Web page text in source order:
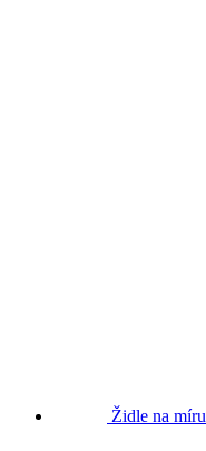
Židle na míru